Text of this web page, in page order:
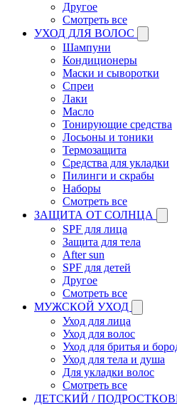
Другое
Смотреть все
УХОД ДЛЯ ВОЛОС
Шампуни
Кондиционеры
Маски и сыворотки
Спреи
Лаки
Масло
Тонирующие средства
Лосьоны и тоники
Термозащита
Средства для укладки
Пилинги и скрабы
Наборы
Смотреть все
ЗАЩИТА ОТ СОЛНЦА
SPF для лица
Защита для тела
After sun
SPF для детей
Другое
Смотреть все
МУЖСКОЙ УХОД
Уход для лица
Уход для волос
Уход для бритья и
Уход для тела и душа
Для укладки волос
Смотреть все
ДЕТСКИЙ /